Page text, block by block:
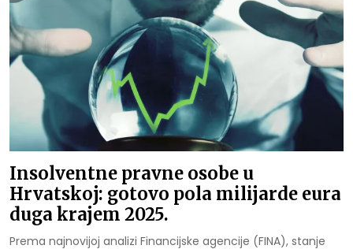
Insolventne pravne osobe u
Hrvatskoj: gotovo pola milijarde eura
duga krajem 2025.
Prema najnovijoj analizi Financijske agencije (FINA), stanje